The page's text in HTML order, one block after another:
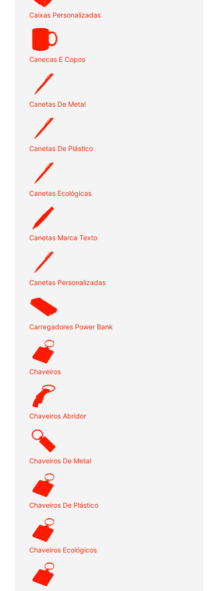
Caixas Personalizadas
Canecas E Copos
Canetas De Metal
Canetas De Plástico
Canetas Ecológicas
Canetas Marca Texto
Canetas Personalizadas
Carregadores Power Bank
Chaveiros
Chaveiros Abridor
Chaveiros De Metal
Chaveiros De Plástico
Chaveiros Ecológicos